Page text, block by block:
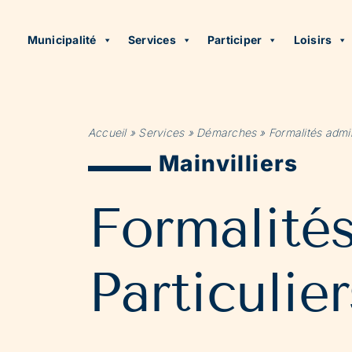
Municipalité Services Participer Loisirs
Accueil» Services» Démarches» Formalités
Mainvilliers